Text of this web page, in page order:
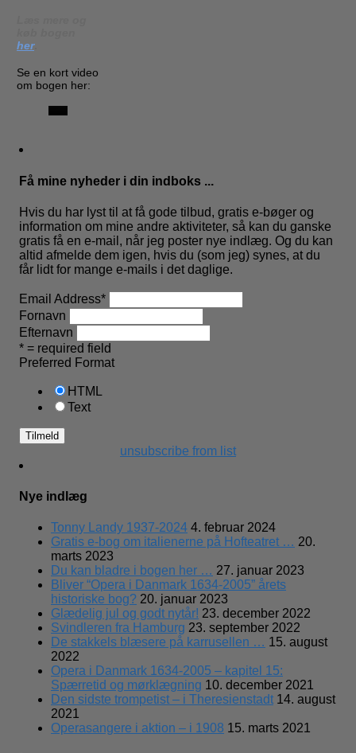
her.
Se en kort video
om bogen her:
Få mine nyheder i din indboks ...
Hvis du har lyst til at få gode tilbud, gratis e-bøger og
information om mine andre aktiviteter, så kan du ganske
gratis få en e-mail, når jeg poster nye indlæg. Og du kan
altid afmelde dem igen, hvis du (som jeg) synes, at du
får lidt for mange e-mails i det daglige.
Email Address*
Fornavn
Efternavn
* = required field
Preferred Format
HTML
Text
unsubscribe from list
Nye indlæg
Tonny Landy 1937-2024 4. februar 2024
Gratis e-bog om italienerne på Hofteatret … 20.
marts 2023
Du kan bladre i bogen her … 27. januar 2023
Bliver “Opera i Danmark 1634-2005” årets
historiske bog? 20. januar 2023
Glædelig jul og godt nytår! 23. december 2022
Svindleren fra Hamburg 23. september 2022
De stakkels blæsere på karrusellen … 15. august
2022
Opera i Danmark 1634-2005 – kapitel 15:
Spærretid og mørklægning 10. december 2021
Den sidste trompetist – i Theresienstadt 14. august
2021
Operasangere i aktion – i 1908 15. marts 2021